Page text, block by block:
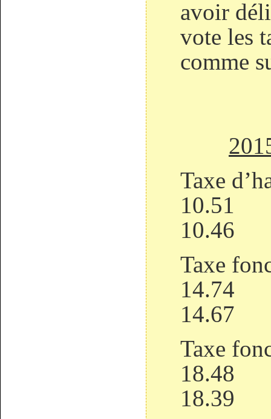
avoir
vote les
Taxe
Taxe
Taxe